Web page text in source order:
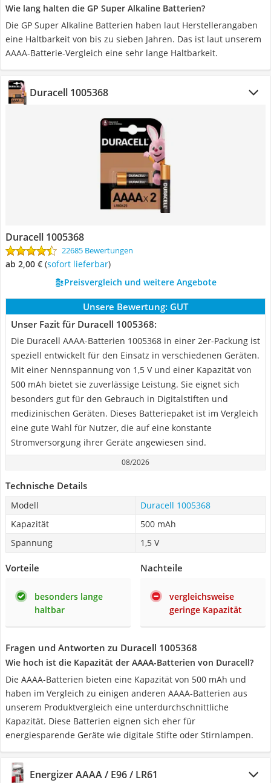
Wie lang halten die GP Super Alkaline Batterien?
Die GP Super Alkaline Batterien haben laut Herstellerangaben
eine Haltbarkeit von bis zu sieben Jahren. Das ist laut unserem
AAAA-Batterie-Vergleich eine sehr lange Haltbarkeit.
Duracell 1005368
Duracell 1005368
22685 Bewertungen
ab 2,00 € ( Sofort lieferbar)
Preisvergleich und weitere Angebote
Unsere Bewertung: GUT
Unser Fazit für Duracell 1005368:
Die Duracell AAAA-Batterien 1005368 in einer 2er-Packung ist
speziell entwickelt für den Einsatz in verschiedenen Geräten.
Mit einer Nennspannung von 1,5 V und einer Kapazität von
500 mAh bietet sie zuverlässige Leistung. Sie eignet sich
besonders gut für den Gebrauch in Digitalstiften und
medizinischen Geräten. Dieses Batteriepaket ist im Vergleich
eine gute Wahl für Nutzer, die auf eine konstante
Stromversorgung ihrer Geräte angewiesen sind.
08/2026
Technische Details
Modell
Duracell 1005368
Kapazität
500 mAh
Spannung
1,5 V
Vorteile
besonders lange
haltbar
Nachteile
vergleichsweise
geringe Kapazität
Fragen und Antworten zu Duracell 1005368
Wie hoch ist die Kapazität der AAAA-Batterien von Duracell?
Die AAAA-Batterien bieten eine Kapazität von 500 mAh und
haben im Vergleich zu einigen anderen AAAA-Batterien aus
unserem Produktvergleich eine unterdurchschnittliche
Kapazität. Diese Batterien eignen sich eher für
energiesparende Geräte wie digitale Stifte oder Stirnlampen.
Energizer AAAA / E96 / LR61